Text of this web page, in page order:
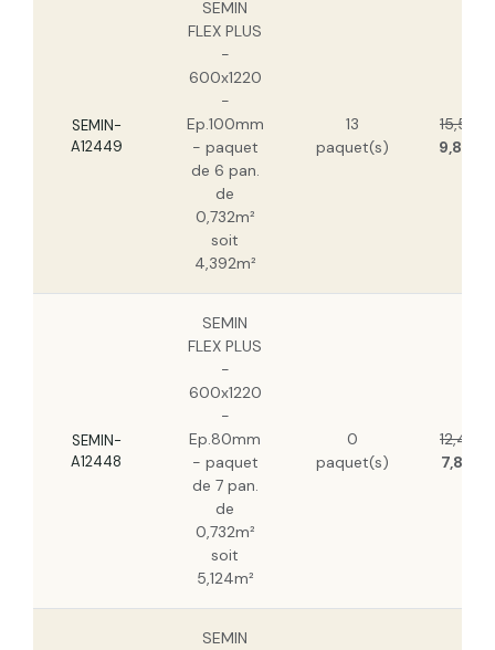
SEMIN-
A12449
SEMIN
FLEX PLUS
-
600x1220
-
Ep.100mm
- paquet
de 6 pan.
de
0,732m²
soit
4,392m²
13
paquet(s)
15,55
9,80 €
SEMIN-
A12448
SEMIN
FLEX PLUS
-
600x1220
-
Ep.80mm
- paquet
de 7 pan.
de
0,732m²
soit
5,124m²
0
paquet(s)
12,49
7,87 €
SEMIN